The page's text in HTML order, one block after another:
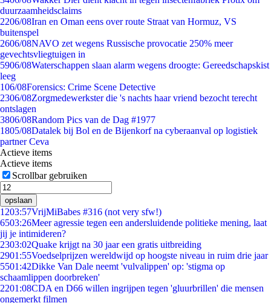
duurzaamheidsclaims
2206/08Iran en Oman eens over route Straat van Hormuz, VS
buitenspel
2606/08NAVO zet wegens Russische provocatie 250% meer
gevechtsvliegtuigen in
5906/08Waterschappen slaan alarm wegens droogte: Gereedschapskist
leeg
106/08Forensics: Crime Scene Detective
2306/08Zorgmedewerkster die 's nachts haar vriend bezocht terecht
ontslagen
3806/08Random Pics van de Dag #1977
1805/08Datalek bij Bol en de Bijenkorf na cyberaanval op logistiek
partner Ceva
Actieve items
Actieve items
Scrollbar gebruiken
opslaan
1203:57VrijMiBabes #316 (not very sfw!)
6503:26Meer agressie tegen een andersluidende politieke mening, laat
jij je intimideren?
2303:02Quake krijgt na 30 jaar een gratis uitbreiding
2901:55Voedselprijzen wereldwijd op hoogste niveau in ruim drie jaar
5501:42Dikke Van Dale neemt 'vulvalippen' op: 'stigma op
schaamlippen doorbreken'
2201:08CDA en D66 willen ingrijpen tegen 'gluurbrillen' die mensen
ongemerkt filmen